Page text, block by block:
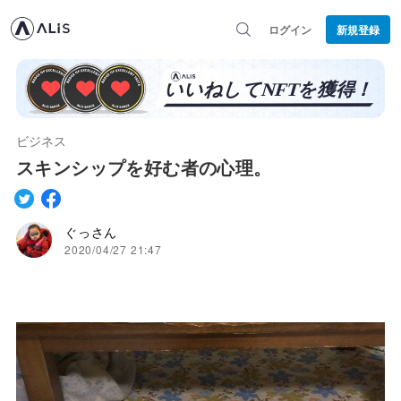
ログイン 新規登録
ビジネス
スキンシップを好む者の心理。
ぐっさん
2020/04/27 21:47